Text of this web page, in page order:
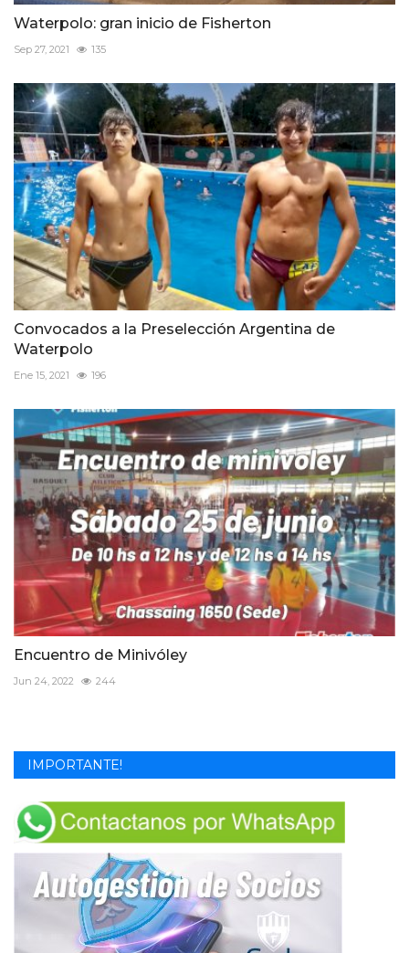
Waterpolo: gran inicio de Fisherton
Sep 27, 2021 135
Convocados a la Preselección Argentina de
Waterpolo
Ene 15, 2021 196
Encuentro de Minivóley
Jun 24, 2022 244
IMPORTANTE!